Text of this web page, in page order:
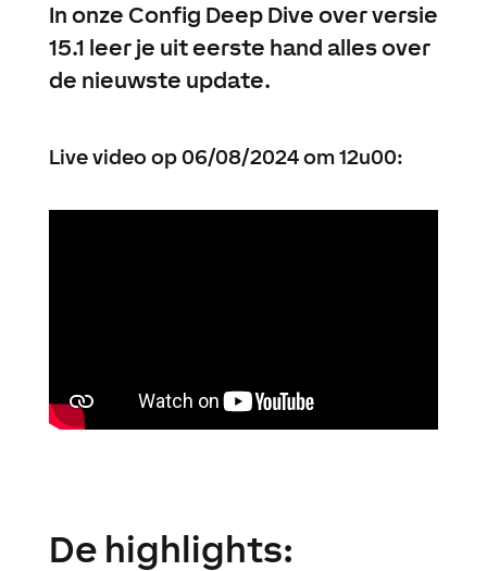
In onze Config Deep Dive over versie
15.1 leer je uit eerste hand alles over
de nieuwste update.
Live video op 06/08/2024 om 12u00:
De highlights: